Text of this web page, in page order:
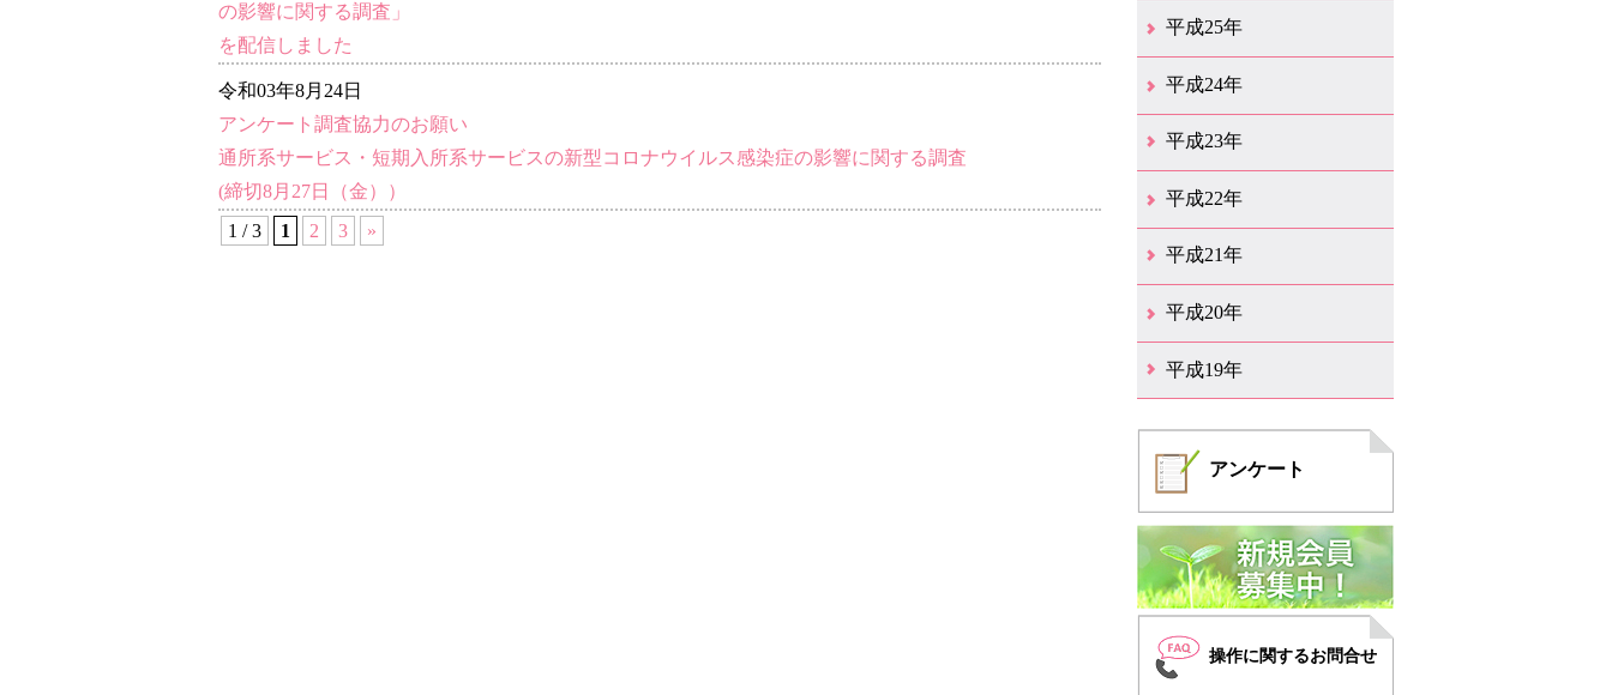
の影響に関する調査」
を配信しました
令和03年8月24日
アンケート調査協力のお願い
通所系サービス・短期入所系サービスの新型コロナウイルス感染症の影響に関する調査
(締切8月27日（金））
1 / 3
1 2 3 »
12月（11）
11月（11）
10月（9）
9月（11）
8月（12）
7月（9）
6月（12）
5月（5）
4月（13）
3月（12）
2月（8）
1月（9）
平成25年
12月（12）
11月（6）
10月（7）
9月（10）
8月（6）
7月（9）
6月（7）
5月（8）
4月（7）
3月（12）
2月（17）
1月（7）
平成24年
12月（8）
11月（5）
10月（7）
9月（10）
8月（5）
7月（7）
6月（9）
5月（7）
4月（6）
3月（12）
2月（2）
1月（4）
平成23年
12月（6）
11月（6）
10月（14）
9月（5）
8月（8）
7月（7）
6月（9）
5月（10）
4月（12）
3月（3）
2月（2）
平成22年
12月（1）
11月（5）
10月（7）
9月（15）
8月（12）
7月（11）
6月（12）
5月（6）
4月（4）
3月（17）
2月（7）
1月（6）
平成21年
12月（4）
11月（3）
10月（7）
9月（5）
8月（7）
7月（9）
6月（13）
5月（9）
4月（22）
3月（9）
2月（8）
平成20年
12月（6）
11月（4）
10月（6）
9月（4）
8月（1）
7月（6）
6月（1）
5月（1）
4月（1）
3月（2）
2月（4）
1月（2）
平成19年
アンケート
操作に関するお問合せ